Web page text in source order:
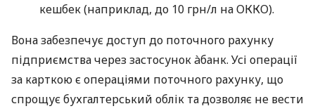
кешбек (наприклад, до 10 грн/л на ОККО).
Вона забезпечує доступ до поточного рахунку
підприємства через застосунок àбанк. Усі операції
за карткою є операціями поточного рахунку, що
спрощує бухгалтерський облік та дозволяє не вести